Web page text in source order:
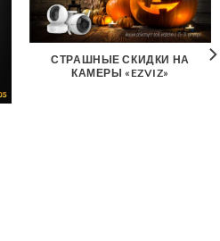
СТРАШНЫЕ СКИДКИ НА
КАМЕРЫ «EZVIZ»